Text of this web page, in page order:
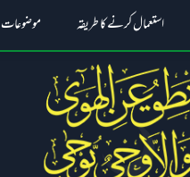
استعمال کرنے کا طریقہ موضوعات